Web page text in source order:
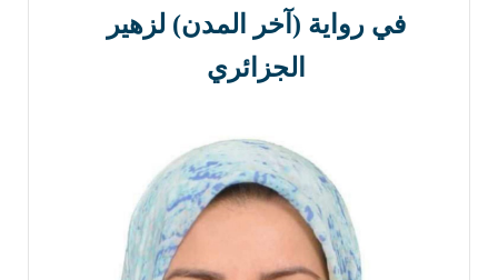
في رواية (آخر المدن) لزهير
الجزائري